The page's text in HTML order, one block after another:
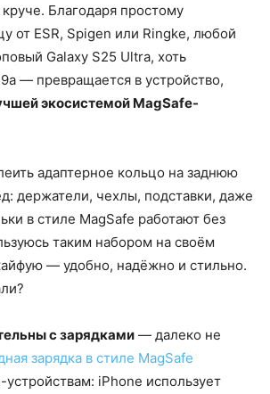
Благодаря простому
от ESR, Spigen или Ringke, любой
Galaxy S25 Ultra, хоть
— превращается в устройство,
экосистемой MagSafe-
адаптерное кольцо на заднюю
держатели, чехлы, подставки, даже
в стиле MagSafe работают без
таким набором на своём
— удобно, надёжно и стильно.
с зарядками — далеко не
зарядка в стиле MagSafe
iPhone использует